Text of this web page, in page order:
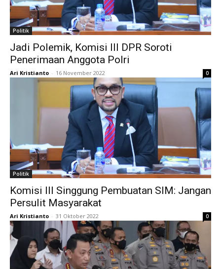
Politik
Jadi Polemik, Komisi III DPR Soroti
Penerimaan Anggota Polri
Ari Kristianto - 16 November 2022 0
Politik
Komisi III Singgung Pembuatan SIM: Jangan
Persulit Masyarakat
Ari Kristianto - 31 Oktober 2022 0